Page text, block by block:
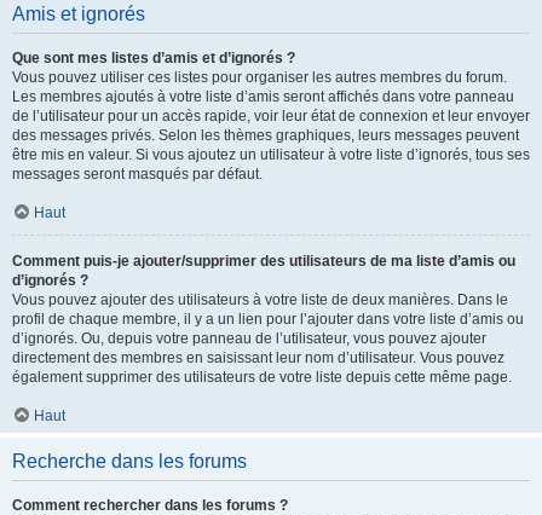
Amis et ignorés
Que sont mes listes d’amis et d’ignorés ?
Vous pouvez utiliser ces listes pour organiser les autres membres du forum.
Les membres ajoutés à votre liste d’amis seront affichés dans votre panneau
de l’utilisateur pour un accès rapide, voir leur état de connexion et leur envoyer
des messages privés. Selon les thèmes graphiques, leurs messages peuvent
être mis en valeur. Si vous ajoutez un utilisateur à votre liste d’ignorés, tous ses
messages seront masqués par défaut.
Haut
Comment puis-je ajouter/supprimer des utilisateurs de ma liste d’amis ou
d’ignorés ?
Vous pouvez ajouter des utilisateurs à votre liste de deux manières. Dans le
profil de chaque membre, il y a un lien pour l’ajouter dans votre liste d’amis ou
d’ignorés. Ou, depuis votre panneau de l’utilisateur, vous pouvez ajouter
directement des membres en saisissant leur nom d’utilisateur. Vous pouvez
également supprimer des utilisateurs de votre liste depuis cette même page.
Haut
Recherche dans les forums
Comment rechercher dans les forums ?